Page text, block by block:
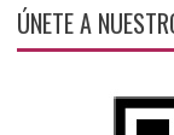
ÚNETE A